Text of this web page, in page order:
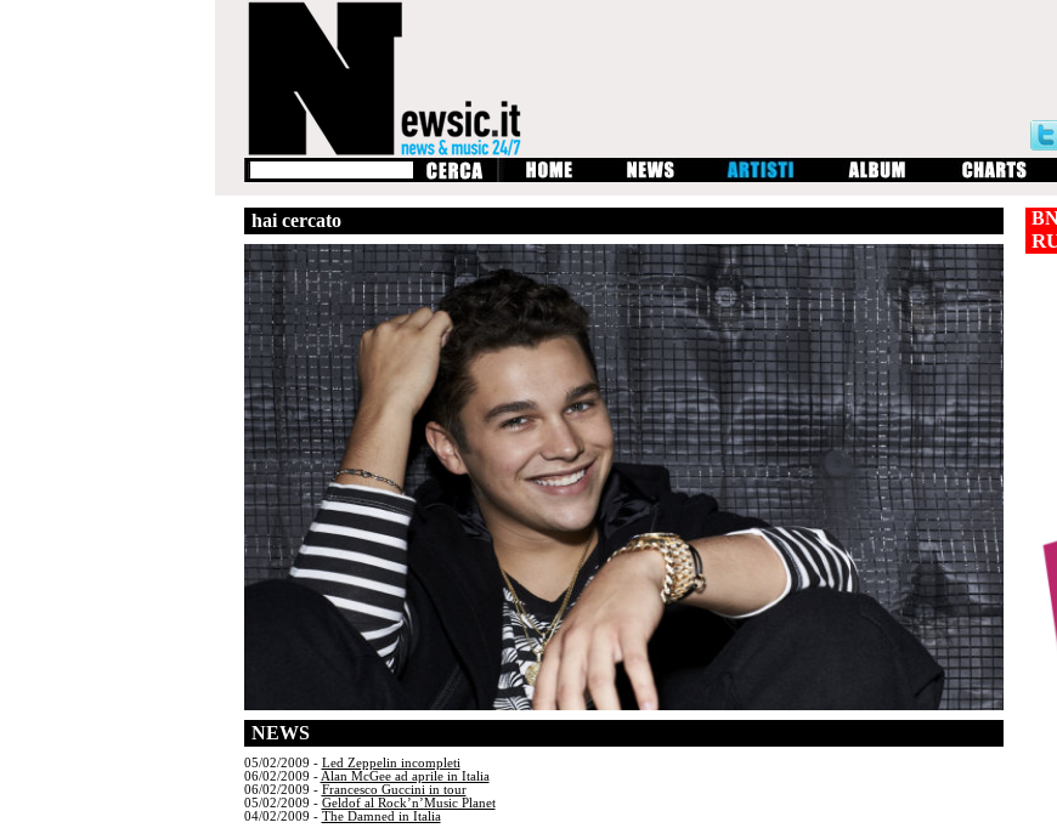
hai cercato
NEWS
05/02/2009 - Led Zeppelin incompleti
06/02/2009 - Alan McGee ad aprile in Italia
06/02/2009 - Francesco Guccini in tour
05/02/2009 - Geldof al Rock’n’Music Planet
04/02/2009 - The Damned in Italia